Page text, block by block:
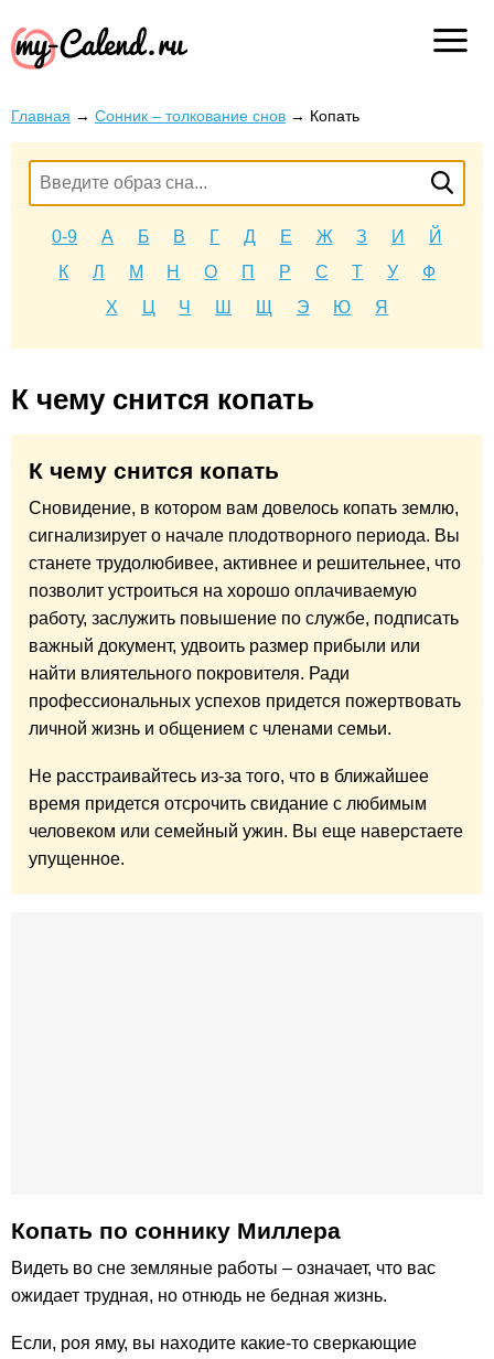
Главная → Сонник – толкование снов → Копать
0-9 А Б В Г Д Е Ж З И
Й
К
Л М Н О П Р С Т У
Ф
Х
Ц Ч Ш Щ Э Ю Я
К чему снится копать
К чему снится копать
Сновидение, в котором вам довелось копать землю,
сигнализирует о начале плодотворного периода. Вы
станете трудолюбивее, активнее и решительнее, что
позволит устроиться на хорошо оплачиваемую
работу, заслужить повышение по службе, подписать
важный документ, удвоить размер прибыли или
найти влиятельного покровителя. Ради
профессиональных успехов придется пожертвовать
личной жизнь и общением с членами семьи.
Не расстраивайтесь из-за того, что в ближайшее
время придется отсрочить свидание с любимым
человеком или семейный ужин. Вы еще наверстаете
упущенное.
Копать по cоннику Миллера
Видеть во сне земляные работы – означает, что вас
ожидает трудная, но отнюдь не бедная жизнь.
Если, роя яму, вы находите какие-то сверкающие